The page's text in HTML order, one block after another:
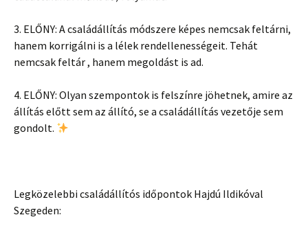
3. ELŐNY: A családállítás módszere képes nemcsak feltárni,
hanem korrigálni is a lélek rendellenességeit. Tehát
nemcsak feltár , hanem megoldást is ad.
4. ELŐNY: Olyan szempontok is felszínre jöhetnek, amire az
állítás előtt sem az állító, se a családállítás vezetője sem
gondolt.
Legközelebbi családállítós időpontok Hajdú Ildikóval
Szegeden: